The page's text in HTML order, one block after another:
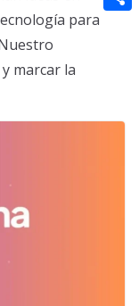
para
marcar la
n
s
a